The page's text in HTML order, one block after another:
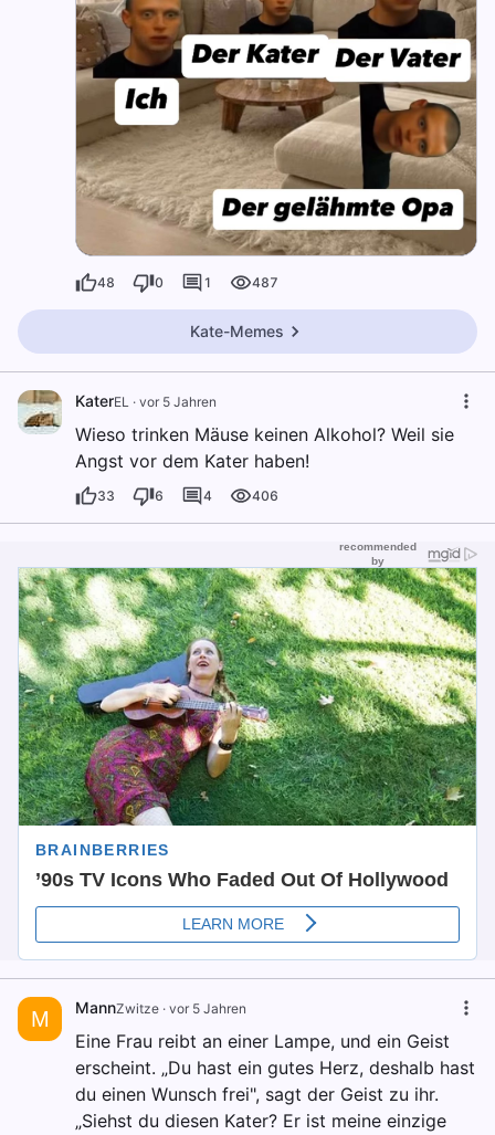
48 0 1 487
Kate-Memes
KaterEL · vor 5 Jahren
Wieso trinken Mäuse keinen Alkohol? Weil sie
Angst vor dem Kater haben!
33 6 4 406
M MannZwitze · vor 5 Jahren
Eine Frau reibt an einer Lampe, und ein Geist
erscheint. „Du hast ein gutes Herz, deshalb hast
du einen Wunsch frei", sagt der Geist zu ihr.
„Siehst du diesen Kater? Er ist meine einzige